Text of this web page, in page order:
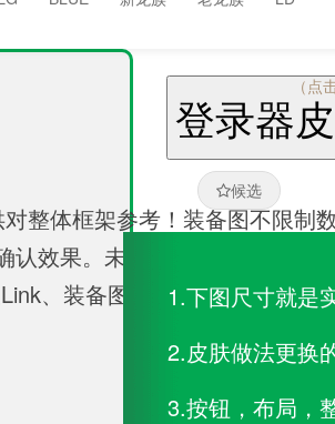
整体框架参考！装备图不限制
效果。未能及时确认将暂时停
、装备图、动态小logo！等....
（点
登录器
候选
1.下图尺寸就是
2.皮肤做法更换
3.按钮，布局，